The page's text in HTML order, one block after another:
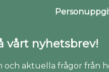
vårt nyhetsbrev!
och aktuella frågor från